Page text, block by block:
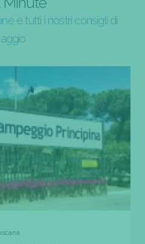
e tutti i nostri consigli di